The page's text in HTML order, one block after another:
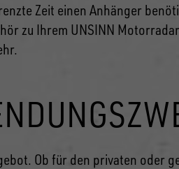
Zeit einen Anhänger
zu Ihrem UNSINN
Ob für den privaten oder